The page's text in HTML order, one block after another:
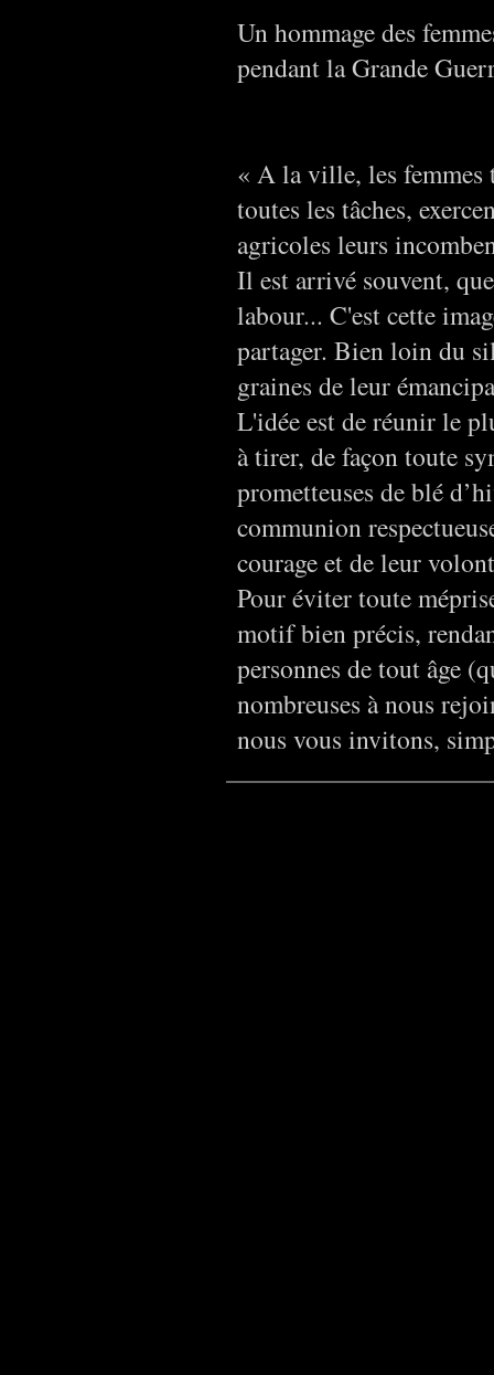
Un hommage des
pendant la Grande
« A la ville, les femmes
toutes les tâches,
agricoles leurs
Il est arrivé souvent,
labour... C'est cette
partager. Bien loin du
graines de leur
L'idée est de réunir le
à tirer, de façon toute
prometteuses de blé
communion
courage et de leur
Pour éviter toute
motif bien précis,
personnes de tout âge
nombreuses à nous
nous vous invitons,